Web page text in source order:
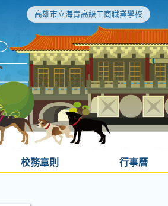
高雄市立海青高級工商職業學校
校務章則 行事曆